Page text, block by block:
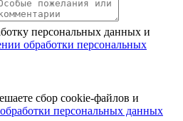
персональных данных и
обработки персональных
сбор cookie-файлов и
персональных данных